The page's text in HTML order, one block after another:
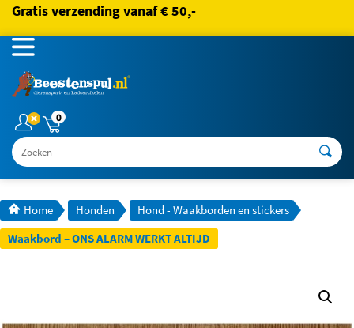
Gratis verzending vanaf € 50,-
0
Zoeken
Home Honden
Hond - Waakborden en stickers
Waakbord – ONS ALARM WERKT ALTIJD